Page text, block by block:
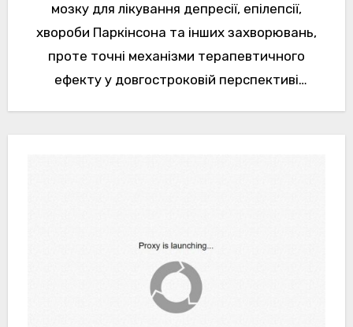
мозку для лікування депресії, епілепсії,
хвороби Паркінсона та інших захворювань,
проте точні механізми терапевтичного
ефекту у довгостроковій перспективі